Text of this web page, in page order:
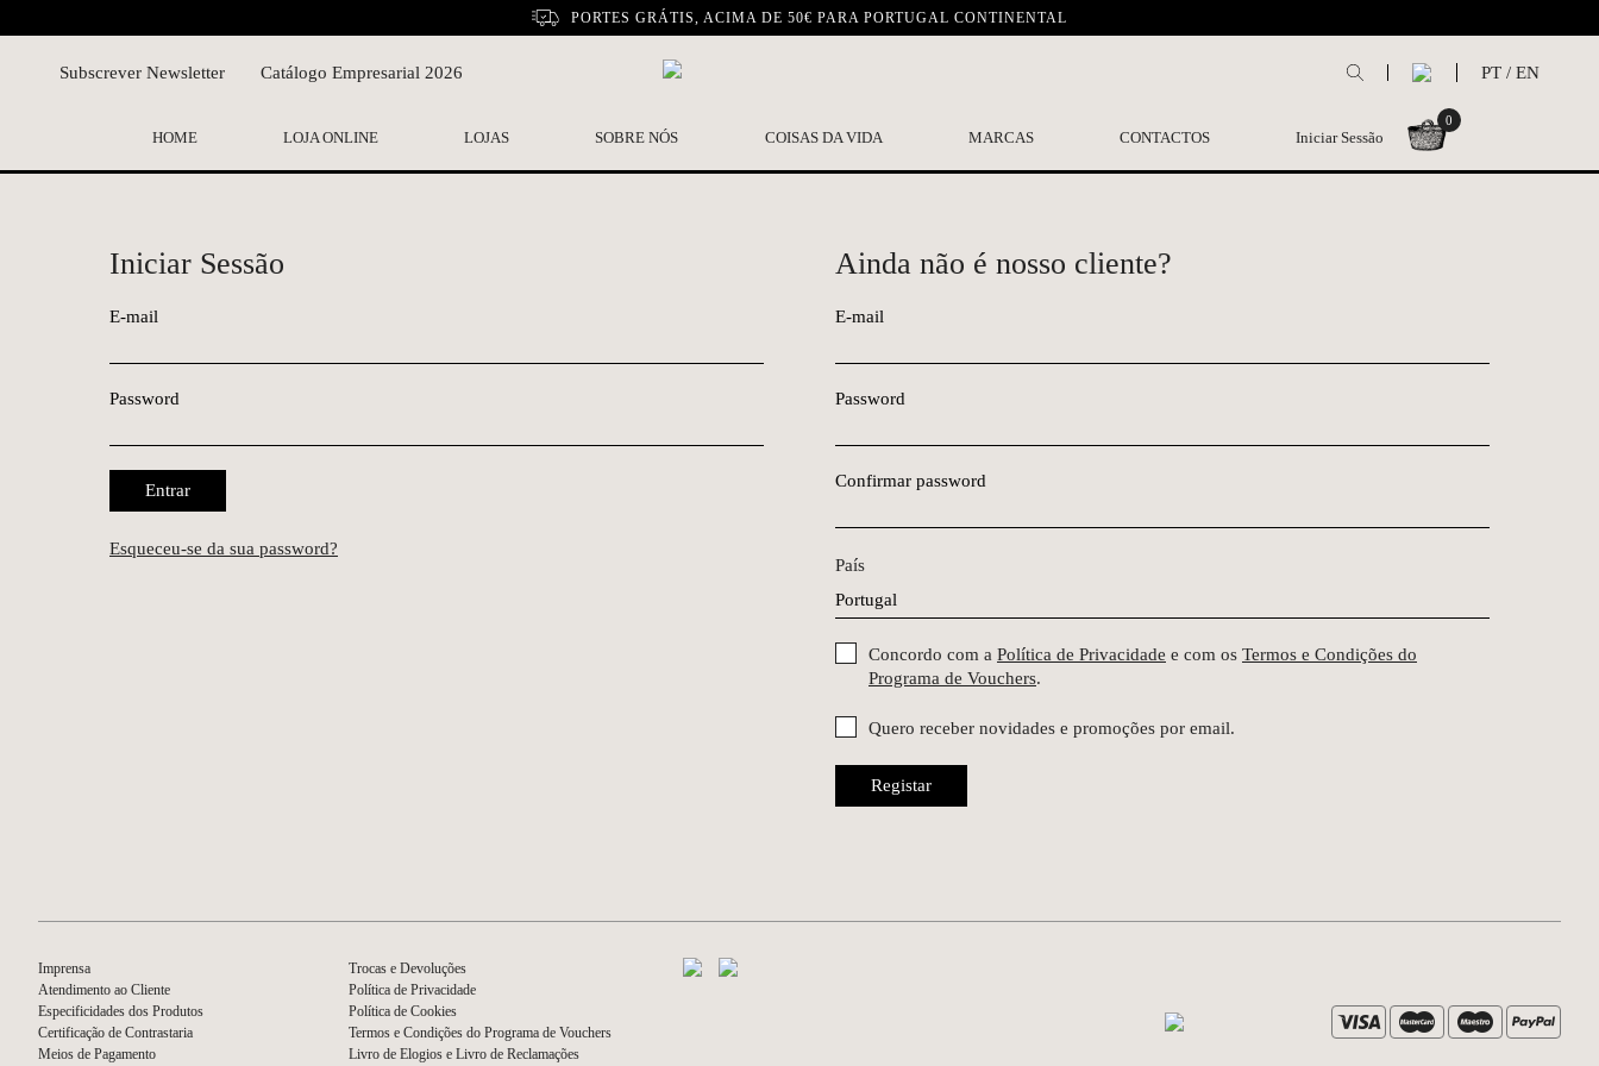
PORTES GRÁTIS, ACIMA DE 50€ PARA PORTUGAL CONTINENTAL
Subscrever Newsletter Catálogo Empresarial 2026 PT / EN
HOME LOJA ONLINE LOJAS SOBRE NÓS COISAS DA VIDA MARCAS CONTACTOS Iniciar Sessão
0
Iniciar Sessão
E-mail
Password
Entrar
Esqueceu-se da sua password?
Ainda não é nosso cliente?
E-mail
Password
Confirmar password
País
Concordo com a Política de Privacidade e com os Termos e Condições do
Programa de Vouchers.
Quero receber novidades e promoções por email.
Registar
Imprensa
Atendimento ao Cliente
Especificidades dos Produtos
Certificação de Contrastaria
Meios de Pagamento
Trocas e Devoluções
Política de Privacidade
Política de Cookies
Termos e Condições do Programa de Vouchers
Livro de Elogios e Livro de Reclamações